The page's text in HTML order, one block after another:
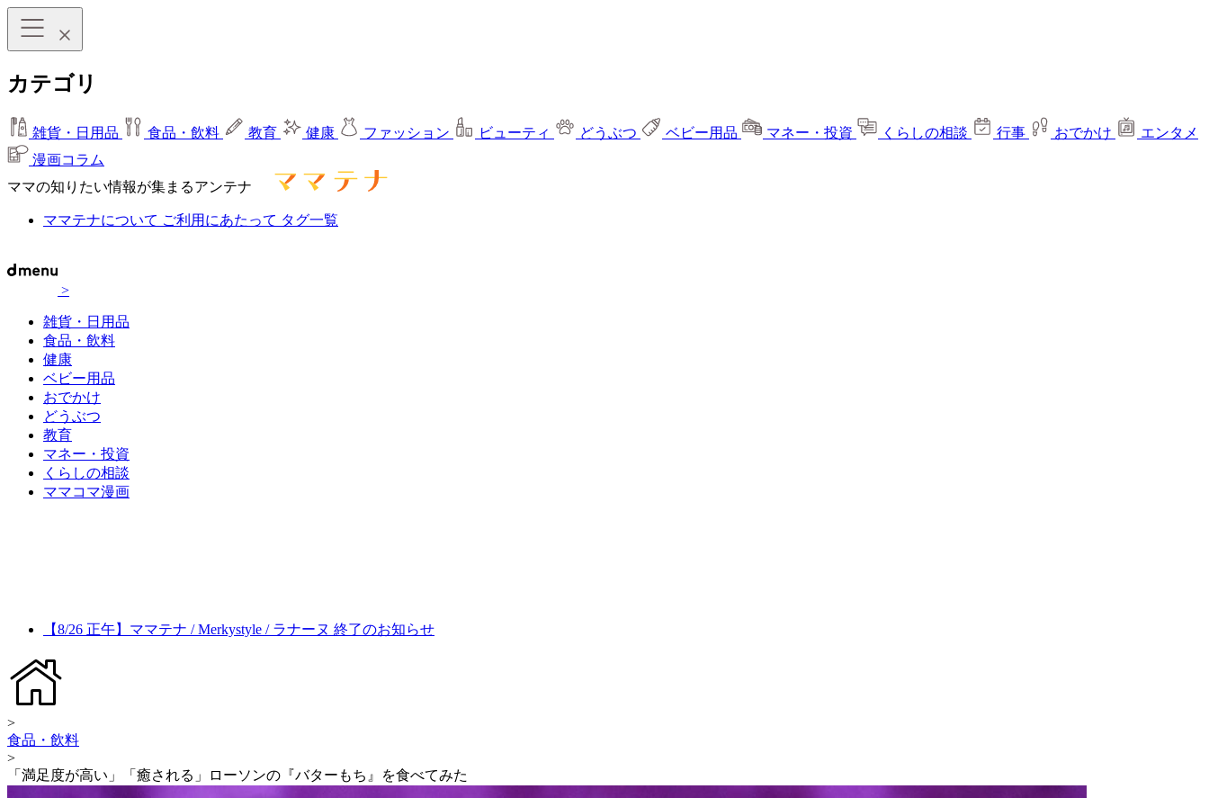
カテゴリ
雑貨・日用品 食品・飲料 教育 健康 ファッション ビューティ どうぶつ ベビー用品 マネー・投資 くらしの相談 行事 おでかけ
エンタメ
漫画コラム
ママの知りたい情報が集まるアンテナ
ママテナについて ご利用にあたって タグ一覧
>
雑貨・日用品
食品・飲料
健康
ベビー用品
おでかけ
どうぶつ
教育
マネー・投資
くらしの相談
ママコマ漫画
【8/26 正午】ママテナ / Merkystyle / ラナーヌ 終了のお知らせ
>
食品・飲料
>
「満足度が高い」「癒される」ローソンの『バターもち』を食べてみた